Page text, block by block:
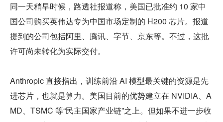
同一天稍早时候，路透社报道称，美国已批准约 10 家中
国公司购买英伟达专为中国市场定制的 H200 芯片。报道
提到的公司包括阿里、腾讯、字节、京东等。不过，这批
许可尚未转化为实际交付。
Anthropic 直接指出，训练前沿 AI 模型最关键的资源是先
进芯片，也就是算力。美国目前的优势建立在 NVIDIA、A
MD、TSMC 等“民主国家产业链”之上。但如果不进一步收